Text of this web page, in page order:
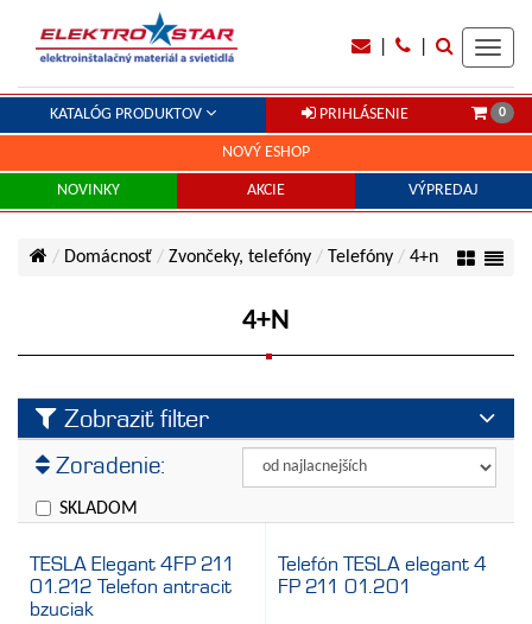
KATALÓG PRODUKTOV PRIHLÁSENIE 0
NOVÝ ESHOP
NOVINKY AKCIE VÝPREDAJ
Domácnosť Zvončeky, telefóny Telefóny 4+n
4+N
Zobraziť filter
Výrobca
Cena
Tesla
Zoradenie:
SKLADOM
TESLA Elegant 4FP 211
01.212 Telefon antracit
bzuciak
Telefón TESLA elegant 4
FP 211 01.201